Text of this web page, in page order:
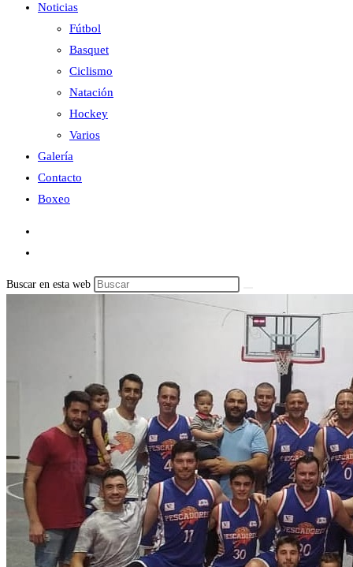
Noticias
Fútbol
Basquet
Ciclismo
Natación
Hockey
Varios
Galería
Contacto
Boxeo
Buscar en esta web